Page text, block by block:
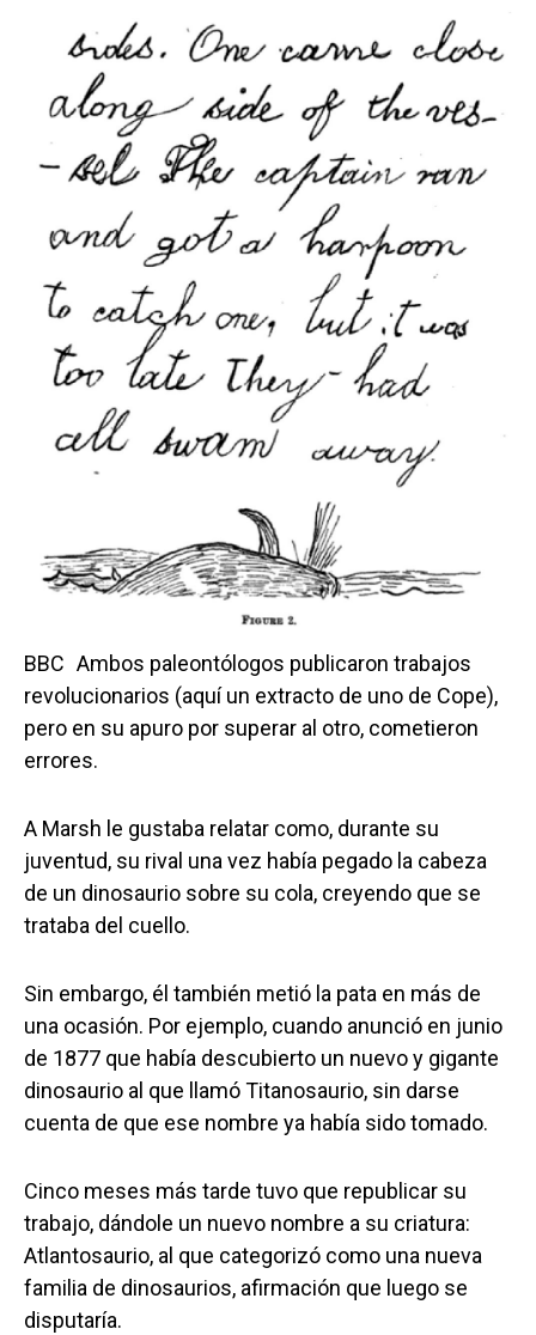
BBC Ambos paleontólogos publicaron trabajos
revolucionarios (aquí un extracto de uno de Cope),
pero en su apuro por superar al otro, cometieron
errores.
A Marsh le gustaba relatar como, durante su
juventud, su rival una vez había pegado la cabeza
de un dinosaurio sobre su cola, creyendo que se
trataba del cuello.
Sin embargo, él también metió la pata en más de
una ocasión. Por ejemplo, cuando anunció en junio
de 1877 que había descubierto un nuevo y gigante
dinosaurio al que llamó Titanosaurio, sin darse
cuenta de que ese nombre ya había sido tomado.
Cinco meses más tarde tuvo que republicar su
trabajo, dándole un nuevo nombre a su criatura:
Atlantosaurio, al que categorizó como una nueva
familia de dinosaurios, afirmación que luego se
disputaría.